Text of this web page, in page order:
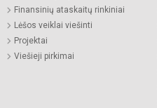
Finansinių ataskaitų rinkiniai
Lėšos veiklai viešinti
Projektai
Viešieji pirkimai